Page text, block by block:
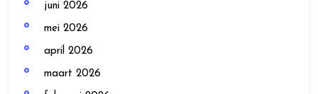
juni 2026
mei 2026
april 2026
maart 2026